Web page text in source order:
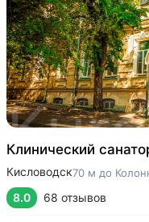
Клинический
Кисловодск70 м до
8.0 68 отзывов